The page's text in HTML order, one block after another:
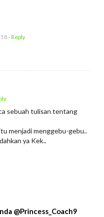
- Reply
sebuah tulisan tentang
menjadi menggebu-gebu..
ya Kek..
@Princess_Coach9